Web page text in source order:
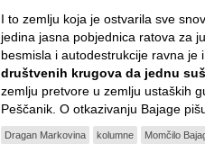
I to zemlju koja je ostvarila sve
jedina jasna pobjednica ratova za
besmisla i autodestrukcije ravna je i
društvenih krugova da jednu
zemlju pretvore u zemlju ustaških
Peščanik. O otkazivanju Bajage
Dragan Markovina kolumne Momčilo